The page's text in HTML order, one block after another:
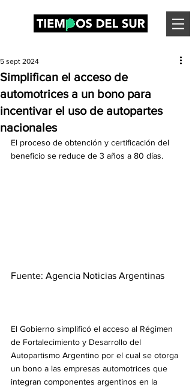
Simplifican el acceso de
automotrices a un bono para
incentivar el uso de autopartes
nacionales
5 sept 2024
El proceso de obtención y certificación del
beneficio se reduce de 3 años a 80 días.
Fuente: Agencia Noticias Argentinas
El Gobierno simplificó el acceso al Régimen
de Fortalecimiento y Desarrollo del
Autopartismo Argentino por el cual se otorga
un bono a las empresas automotrices que
integran componentes argentinos en la